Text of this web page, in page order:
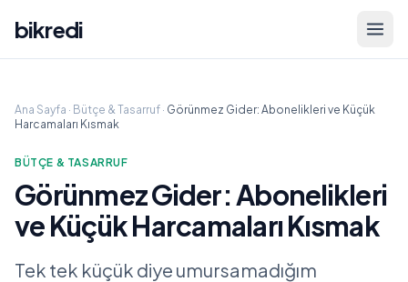
bikredi
Ana Sayfa · Bütçe & Tasarruf · Görünmez Gider: Abonelikleri ve Küçük
Harcamaları Kısmak
BÜTÇE & TASARRUF
Görünmez Gider: Abonelikleri
ve Küçük Harcamaları Kısmak
Tek tek küçük diye umursamadığım